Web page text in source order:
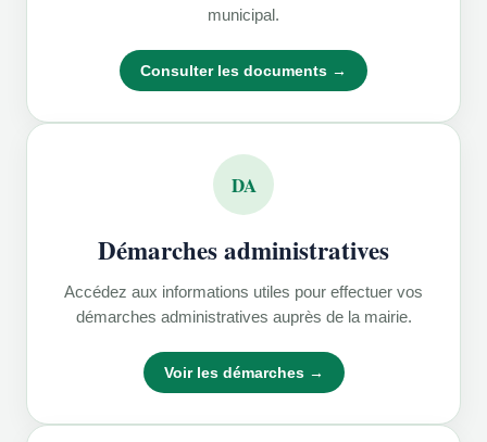
municipal.
Consulter les documents →
DA
Démarches administratives
Accédez aux informations utiles pour effectuer vos
démarches administratives auprès de la mairie.
Voir les démarches →